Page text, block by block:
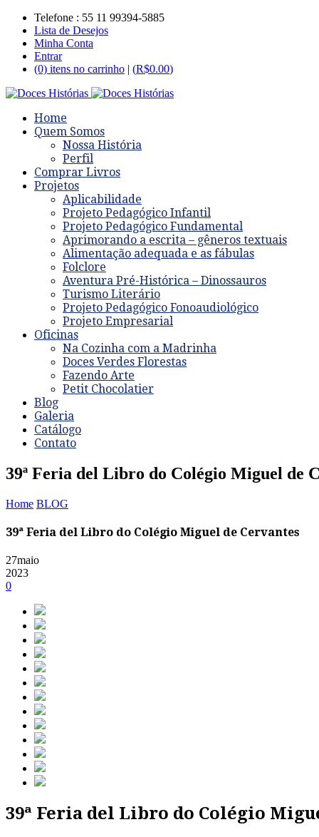
Telefone : 55 11 99394-5885
Lista de Desejos
Minha Conta
Entrar
(0) itens no carrinho | (R$0.00)
Home
Quem Somos
Nossa História
Perfil
Comprar Livros
Projetos
Aplicabilidade
Projeto Pedagógico Infantil
Projeto Pedagógico Fundamental
Aprimorando a escrita – gêneros textuais
Alimentação adequada e as fábulas
Folclore
Aventura Pré-Histórica – Dinossauros
Turismo Literário
Projeto Pedagógico Fonoaudiológico
Projeto Empresarial
Oficinas
Na Cozinha com a Madrinha
Doces Verdes Florestas
Fazendo Arte
Petit Chocolatier
Blog
Galeria
Catálogo
Contato
39ª Feria del Libro do Colégio Miguel de
Home BLOG
39ª Feria del Libro do Colégio Miguel de Cervantes
27maio
2023
0
39ª Feria del Libro do Colégio